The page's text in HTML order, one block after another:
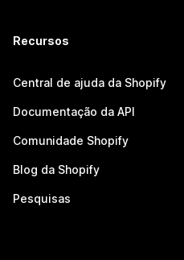
Recursos
Central de ajuda da Shopify
Documentação da API
Comunidade Shopify
Blog da Shopify
Pesquisas